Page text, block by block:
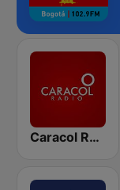
Caracol Radio